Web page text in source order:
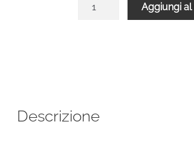
H
Aggiungi
Descrizione